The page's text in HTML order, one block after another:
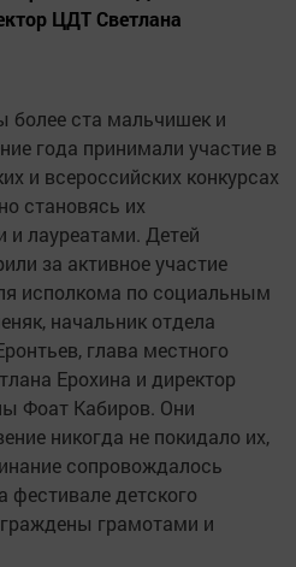
ЦДТ Светлана
более ста мальчишек и
года принимали участие в
и всероссийских конкурсах
становясь их
и лауреатами. Детей
за активное участие
исполкома по социальным
начальник отдела
глава местного
Ерохина и директор
Фоат Кабиров. Они
никогда не покидало их,
сопровождалось
фестивале детского
грамотами и